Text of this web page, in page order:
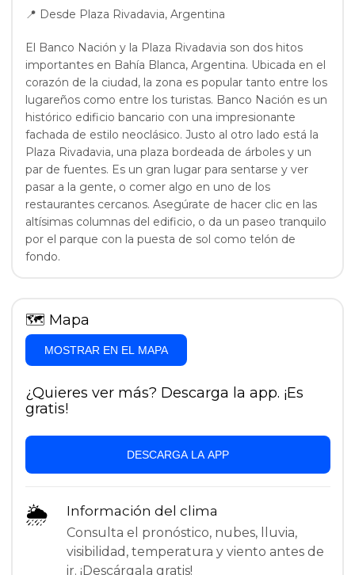
📍 Desde Plaza Rivadavia, Argentina
El Banco Nación y la Plaza Rivadavia son dos hitos
importantes en Bahía Blanca, Argentina. Ubicada en el
corazón de la ciudad, la zona es popular tanto entre los
lugareños como entre los turistas. Banco Nación es un
histórico edificio bancario con una impresionante
fachada de estilo neoclásico. Justo al otro lado está la
Plaza Rivadavia, una plaza bordeada de árboles y un
par de fuentes. Es un gran lugar para sentarse y ver
pasar a la gente, o comer algo en uno de los
restaurantes cercanos. Asegúrate de hacer clic en las
altísimas columnas del edificio, o da un paseo tranquilo
por el parque con la puesta de sol como telón de
fondo.
🗺 Mapa
MOSTRAR EN EL MAPA
¿Quieres ver más? Descarga la app. ¡Es
gratis!
DESCARGA LA APP
🌦 Información del clima
Consulta el pronóstico, nubes, lluvia,
visibilidad, temperatura y viento antes de
ir. ¡Descárgala gratis!